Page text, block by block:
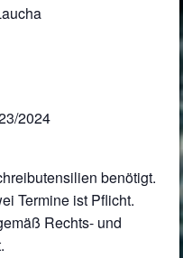
2024
benötigt.
Termine ist Pflicht.
Rechts- und